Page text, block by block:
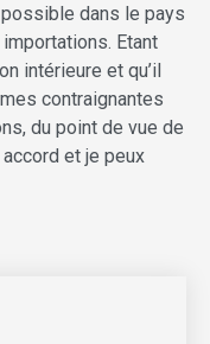
dans le pays
Etant
intérieure et qu’il
contraignantes
du point de vue de
et je peux